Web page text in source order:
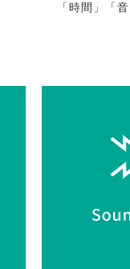
「時間」「